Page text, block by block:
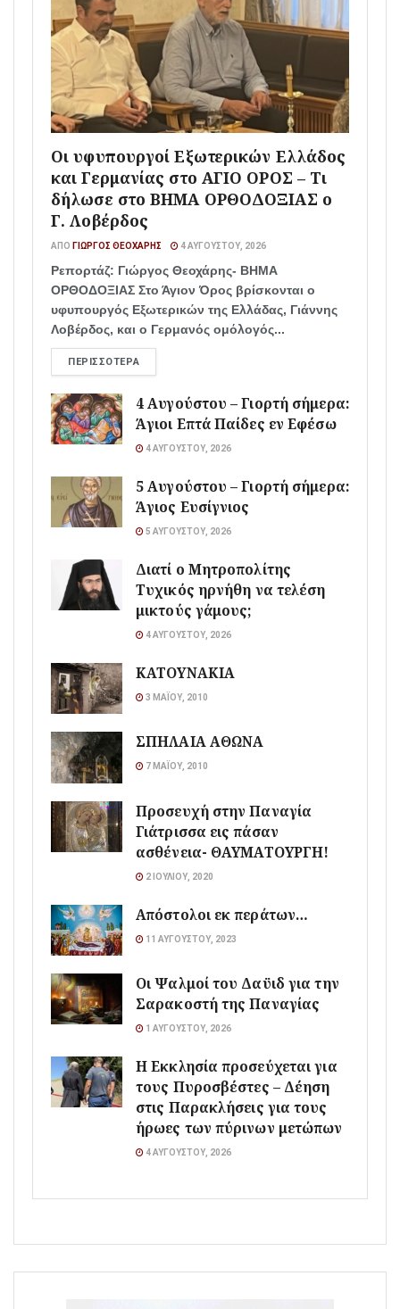
Οι υφυπουργοί Εξωτερικών Ελλάδος
και Γερμανίας στο ΑΓΙΟ ΟΡΟΣ – Τι
δήλωσε στο ΒΗΜΑ ΟΡΘΟΔΟΞΙΑΣ ο
Γ. Λοβέρδος
ΑΠΌ ΓΙΏΡΓΟΣ ΘΕΟΧΆΡΗΣ 4 ΑΥΓΟΎΣΤΟΥ, 2026
Ρεπορτάζ: Γιώργος Θεοχάρης- ΒΗΜΑ
ΟΡΘΟΔΟΞΙΑΣ Στο Άγιον Όρος βρίσκονται ο
υφυπουργός Εξωτερικών της Ελλάδας, Γιάννης
Λοβέρδος, και ο Γερμανός ομόλογός...
ΠΕΡΙΣΣΌΤΕΡΑ
4 Αυγούστου – Γιορτή σήμερα:
Άγιοι Επτά Παίδες εν Εφέσω
4 ΑΥΓΟΎΣΤΟΥ, 2026
5 Αυγούστου – Γιορτή σήμερα:
Άγιος Ευσίγνιος
5 ΑΥΓΟΎΣΤΟΥ, 2026
Διατί ο Μητροπολίτης
Τυχικός ηρνήθη να τελέση
μικτούς γάμους;
4 ΑΥΓΟΎΣΤΟΥ, 2026
ΚΑΤΟΥΝΑΚΙΑ
3 ΜΑΪ́ΟΥ, 2010
ΣΠΗΛΑΙΑ ΑΘΩΝΑ
7 ΜΑΪ́ΟΥ, 2010
Προσευχή στην Παναγία
Γιάτρισσα εις πάσαν
ασθένεια- ΘΑΥΜΑΤΟΥΡΓΗ!
2 ΙΟΥΛΊΟΥ, 2020
Απόστολοι εκ περάτων…
11 ΑΥΓΟΎΣΤΟΥ, 2023
Οι Ψαλμοί του Δαϋιδ για την
Σαρακοστή της Παναγίας
1 ΑΥΓΟΎΣΤΟΥ, 2026
Η Εκκλησία προσεύχεται για
τους Πυροσβέστες – Δέηση
στις Παρακλήσεις για τους
ήρωες των πύρινων μετώπων
4 ΑΥΓΟΎΣΤΟΥ, 2026